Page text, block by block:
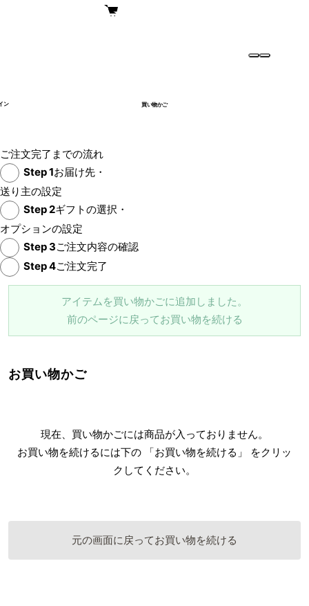
ン 買い物かご
ご注文完了までの流れ
Step1お届け先・
送り主の設定
Step2ギフトの選択・
オプションの設定
Step3ご注文内容の確認
Step4ご注文完了
アイテムを買い物かごに追加しました。
前のページに戻ってお買い物を続ける
お買い物かご
現在、買い物かごには商品が入っておりません。
お買い物を続けるには下の 「お買い物を続ける」 をクリッ
クしてください。
元の画面に戻ってお買い物を続ける